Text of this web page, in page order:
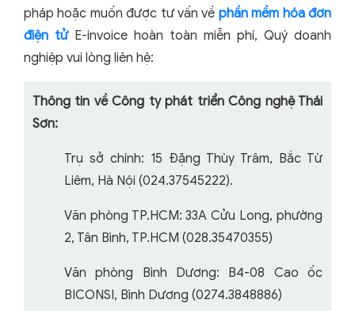
pháp hoặc muốn được tư vấn về phần mềm hóa đơn
điện tửE-invoice hoàn toàn miễn phí, Quý doanh
nghiệp vui lòng liên hệ:
Thông tin về Công ty phát triển Công nghệ Thái
Sơn:
Trụ sở chính: 15 Đặng Thùy Trâm, Bắc Từ
Liêm, Hà Nội (024.37545222).
Văn phòng TP.HCM: 33A Cửu Long, phường
2, Tân Bình, TP.HCM (028.35470355)
Văn phòng Bình Dương: B4-08 Cao ốc
BICONSI, Bình Dương (0274.3848886)